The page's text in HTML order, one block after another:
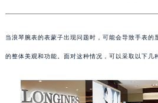
当浪琴腕表的表蒙子出现问题时，可能会导致手表的
的整体美观和功能。面对这种情况，可以采取以下几